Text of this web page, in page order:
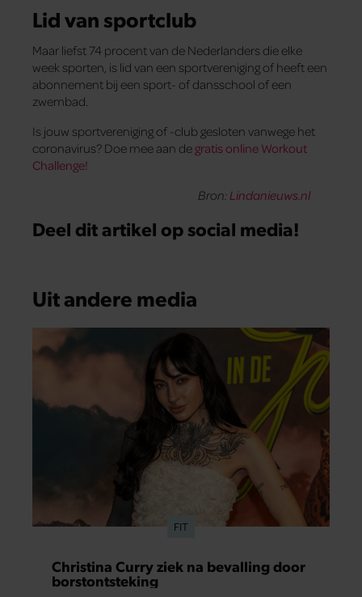
Lid van sportclub
Maar liefst 74 procent van de Nederlanders die elke
week sporten, is lid van een sportvereniging of heeft een
abonnement bij een sport- of dansschool of een
zwembad.
Is jouw sportvereniging of -club gesloten vanwege het
coronavirus? Doe mee aan degratis online Workout
Challenge!
Bron:Lindanieuws.nl
Deel dit artikel op social media!
Uit andere media
FIT
Christina Curry ziek na bevalling door
borstontsteking